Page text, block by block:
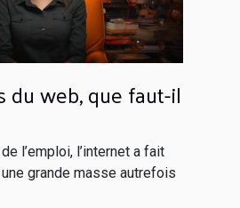
du web, que faut-il
l’emploi, l’internet a fait
grande masse autrefois